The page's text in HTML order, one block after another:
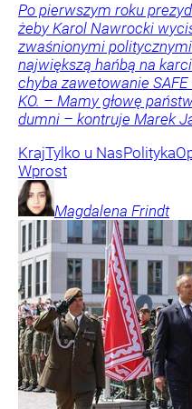
Po pierwszym roku
żeby Karol Nawrocki
zwaśnionymi
największą hańbą na
chyba zawetowanie
KO. – Mamy głowę
dumni – kontruje Marek
KrajTylko u NasPolityka
Wprost
Magdalena Frindt